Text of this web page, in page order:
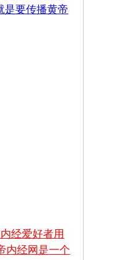
是要传播黄帝
经爱好者用
内经网是一个